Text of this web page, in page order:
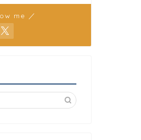
me ／